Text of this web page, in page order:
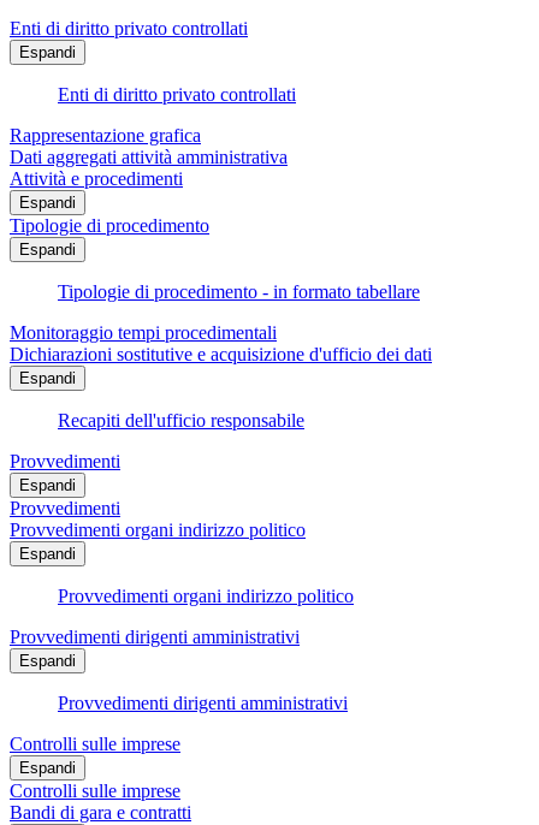
Enti di diritto privato controllati
Espandi
Enti di diritto privato controllati
Rappresentazione grafica
Dati aggregati attività amministrativa
Attività e procedimenti
Espandi
Tipologie di procedimento
Espandi
Tipologie di procedimento - in formato tabellare
Monitoraggio tempi procedimentali
Dichiarazioni sostitutive e acquisizione d'ufficio dei dati
Espandi
Recapiti dell'ufficio responsabile
Provvedimenti
Espandi
Provvedimenti
Provvedimenti organi indirizzo politico
Espandi
Provvedimenti organi indirizzo politico
Provvedimenti dirigenti amministrativi
Espandi
Provvedimenti dirigenti amministrativi
Controlli sulle imprese
Espandi
Controlli sulle imprese
Bandi di gara e contratti